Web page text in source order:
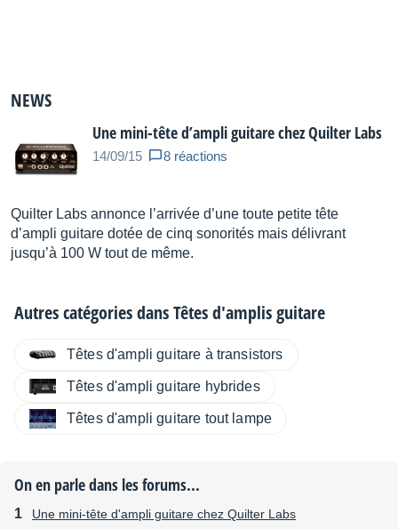
NEWS
Une mini-tête d’ampli guitare chez Quilter Labs
14/09/15 8 réactions
Quilter Labs annonce l’arrivée d’une toute petite tête
d’ampli guitare dotée de cinq sonorités mais délivrant
jusqu’à 100 W tout de même.
Autres catégories dansTêtes d'amplis guitare
Têtes d'ampli guitare à transistors
Têtes d'ampli guitare hybrides
Têtes d'ampli guitare tout lampe
On en parle dans les forums...
Une mini-tête d'ampli guitare chez Quilter Labs